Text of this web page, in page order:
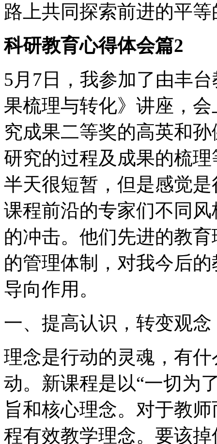
路上共同探索前进的平
科研教育心得体会篇2
5月7日，我参加了由丰
果梳理与转化》讲座，
究成果二等奖的高英和
研究的过程及成果的梳
半天很短暂，但是感觉
课程前沿的专家们不同
的冲击。他们先进的教
的管理体制，对我今后
导向作用。
一、提高认识，转变观念
理念是行动的灵魂，有
动。新课程是以“一切为
旨和核心理念。对于教
程有效教学理念。要该